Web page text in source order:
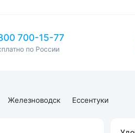
700-15-77
по России
Железноводск Ессентуки